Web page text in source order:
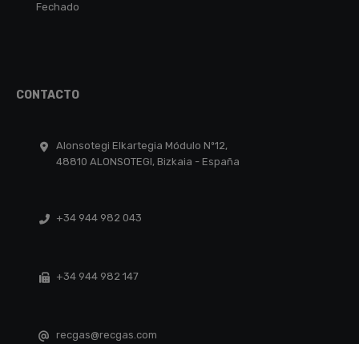
Fechado
CONTACTO
Alonsotegi Elkartegia Módulo Nº12,
48810 ALONSOTEGI, Bizkaia - España
+34 944 982 043
+34 944 982 147
recgas@recgas.com